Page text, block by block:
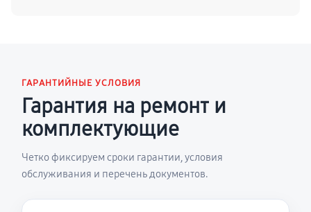
ГАРАНТИЙНЫЕ УСЛОВИЯ
Гарантия на ремонт и
комплектующие
Четко фиксируем сроки гарантии, условия
обслуживания и перечень документов.